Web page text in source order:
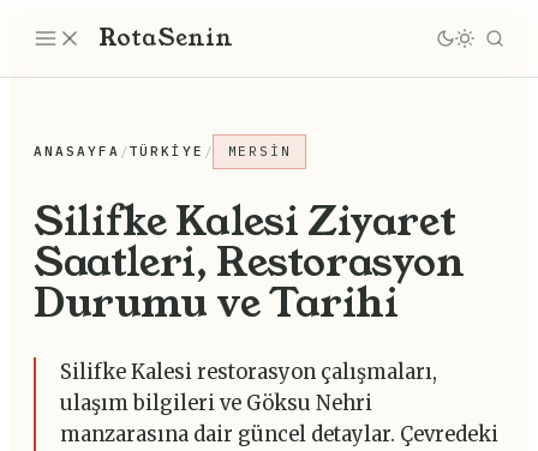
RotaSenin
ANASAYFA /TÜRKIYE / MERSIN
Silifke Kalesi Ziyaret
Saatleri, Restorasyon
Durumu ve Tarihi
Silifke Kalesi restorasyon çalışmaları,
ulaşım bilgileri ve Göksu Nehri
manzarasına dair güncel detaylar. Çevredeki